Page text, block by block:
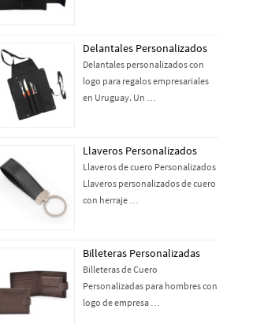
Delantales Personalizados
Delantales personalizados con
logo para regalos empresariales
en Uruguay. Un …
Llaveros Personalizados
Llaveros de cuero Personalizados
Llaveros personalizados de cuero
con herraje …
Billeteras Personalizadas
Billeteras de Cuero
Personalizadas para hombres con
logo de empresa …